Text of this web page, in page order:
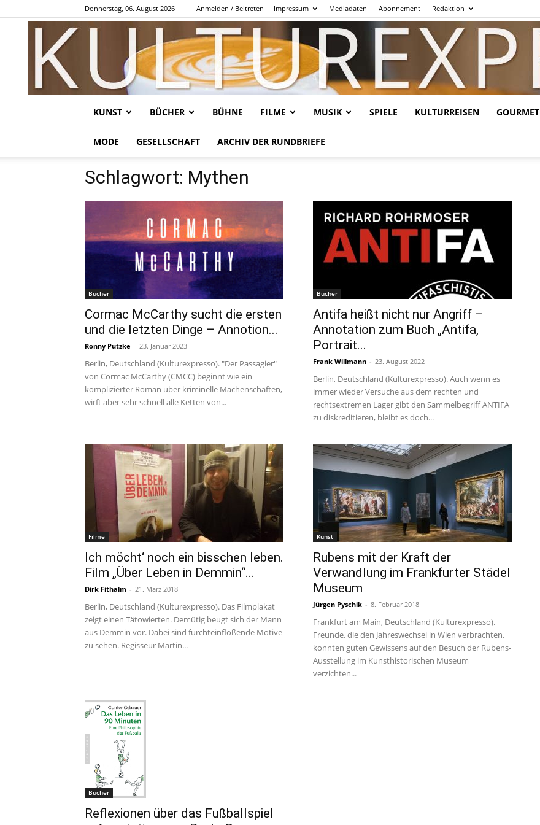
Donnerstag, 06. August 2026 Anmelden / Beitreten Impressum Mediadaten Abonnement Redaktion
KUNST BÜCHER BÜHNE FILME MUSIK SPIELE KULTURREISEN GOURMET
MODE GESELLSCHAFT ARCHIV DER RUNDBRIEFE
Schlagwort: Mythen
Bücher
Cormac McCarthy sucht die ersten
und die letzten Dinge – Annotion...
Ronny Putzke - 23. Januar 2023
Berlin, Deutschland (Kulturexpresso). "Der Passagier"
von Cormac McCarthy (CMCC) beginnt wie ein
komplizierter Roman über kriminelle Machenschaften,
wirft aber sehr schnell alle Ketten von...
Bücher
Antifa heißt nicht nur Angriff –
Annotation zum Buch „Antifa,
Portrait...
Frank Willmann - 23. August 2022
Berlin, Deutschland (Kulturexpresso). Auch wenn es
immer wieder Versuche aus dem rechten und
rechtsextremen Lager gibt den Sammelbegriff ANTIFA
zu diskreditieren, bleibt es doch...
Filme
Ich möcht‘ noch ein bisschen leben.
Film „Über Leben in Demmin“...
Dirk Fithalm - 21. März 2018
Berlin, Deutschland (Kulturexpresso). Das Filmplakat
zeigt einen Tätowierten. Demütig beugt sich der Mann
aus Demmin vor. Dabei sind furchteinflößende Motive
zu sehen. Regisseur Martin...
Kunst
Rubens mit der Kraft der
Verwandlung im Frankfurter Städel
Museum
Jürgen Pyschik - 8. Februar 2018
Frankfurt am Main, Deutschland (Kulturexpresso).
Freunde, die den Jahreswechsel in Wien verbrachten,
konnten guten Gewissens auf den Besuch der Rubens-
Ausstellung im Kunsthistorischen Museum
verzichten...
Bücher
Reflexionen über das Fußballspiel